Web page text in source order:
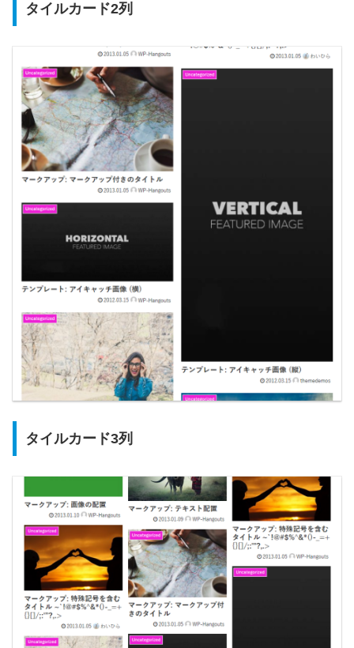
タイルカード2列
タイルカード3列